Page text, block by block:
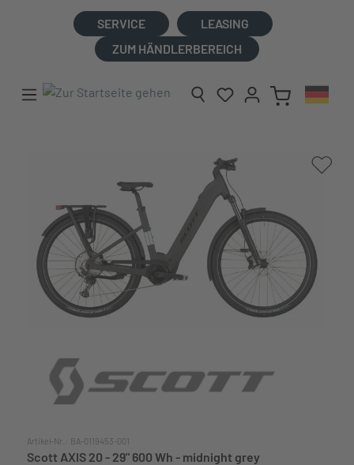
SERVICE
LEASING
ZUM HÄNDLERBEREICH
Artikel-Nr.: BA-0119453-001
Scott AXIS 20 - 29" 600 Wh - midnight grey